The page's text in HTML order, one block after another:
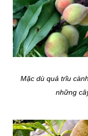
Mặc dù quả trĩu
những